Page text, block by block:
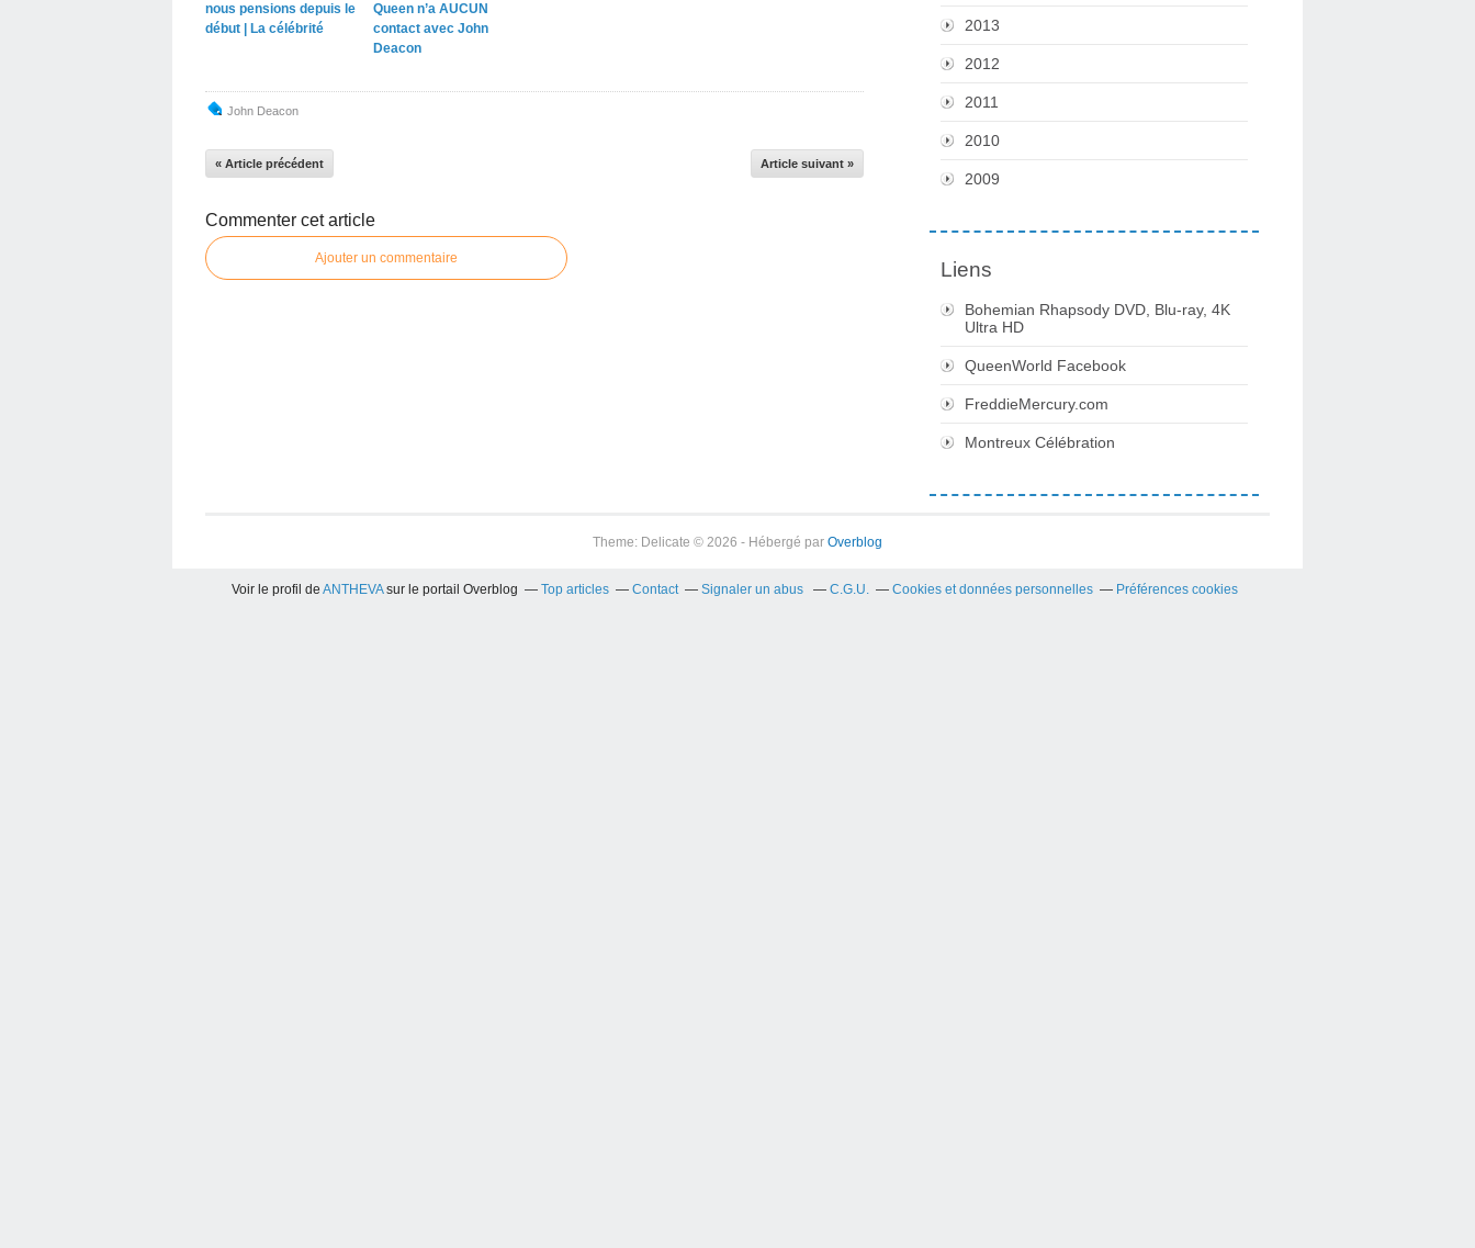
nous pensions depuis le
début | La célébrité
Queen n’a AUCUN
contact avec John
Deacon
John Deacon
« Article précédent Article suivant »
Commenter cet article
Ajouter un commentaire
2013
2012
2011
2010
2009
Liens
Bohemian Rhapsody DVD, Blu-ray, 4K
Ultra HD
QueenWorld Facebook
FreddieMercury.com
Montreux Célébration
Theme: Delicate © 2026 - Hébergé par Overblog
Voir le profil de ANTHEVAsur le portail Overblog Top articles Contact Signaler un abus C.G.U. Cookies et données personnelles Préférences cookies